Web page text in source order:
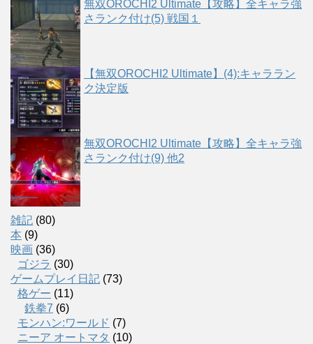
無双OROCHI2 Ultimate【攻略】全キャラ強
さランク付け(5) 戦国１
【無双OROCHI2 Ultimate】(4):キャララン
ク決定版
無双OROCHI2 Ultimate【攻略】全キャラ強
さランク付け(9) 他2
雑記 (80)
本 (9)
映画 (36)
ゴジラ (30)
ゲームプレイ日記 (73)
格ゲー (11)
鉄拳7 (6)
モンハン:ワールド (7)
ニーア オートマタ (10)